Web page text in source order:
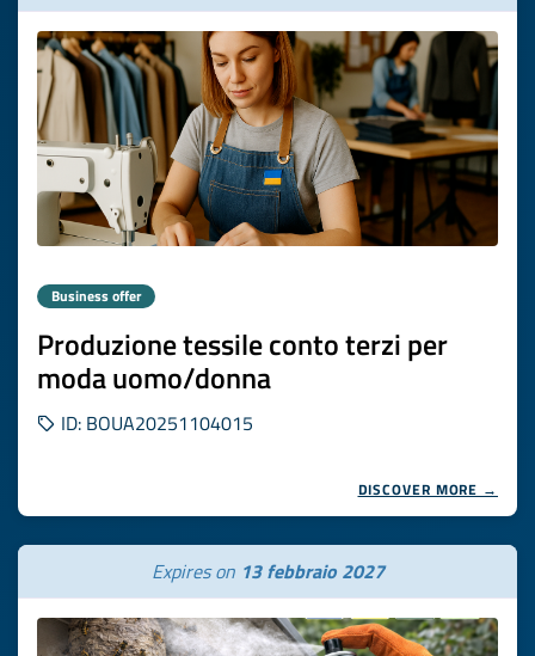
Business offer
Produzione tessile conto terzi per
moda uomo/donna
ID: BOUA20251104015
DISCOVER MORE →
Expires on 13 febbraio 2027